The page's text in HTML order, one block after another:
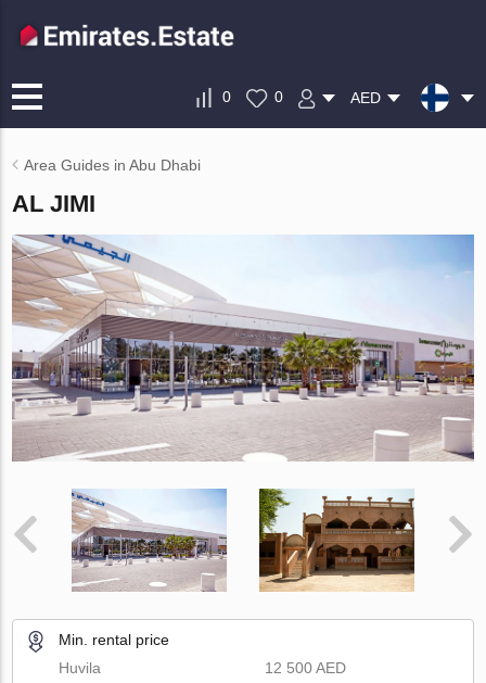
0 0 AED
Area Guides in Abu Dhabi
AL JIMI
Min. rental price
Huvila
12 500 AED